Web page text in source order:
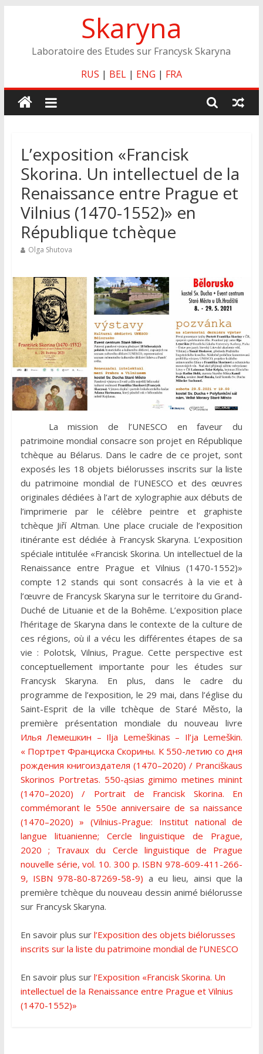
Skaryna
Laboratoire des Etudes sur Francysk Skaryna
RUS | BEL| ENG | FRA
L’exposition «Francisk
Skorina. Un intellectuel de la
Renaissance entre Prague et
Vilnius (1470-1552)» en
République tchèque
Olga Shutova
La mission de l’UNESCO en faveur du
patrimoine mondial consacre son projet en République
tchèque au Bélarus. Dans le cadre de ce projet, sont
exposés les 18 objets biélorusses inscrits sur la liste
du patrimoine mondial de l’UNESCO et des œuvres
originales dédiées à l’art de xylographie aux débuts de
l’imprimerie par le célèbre peintre et graphiste
tchèque Jiří Altman. Une place cruciale de l’exposition
itinérante est dédiée à Francysk Skaryna. L’exposition
spéciale intitulée «Francisk Skorina. Un intellectuel de la
Renaissance entre Prague et Vilnius (1470-1552)»
compte 12 stands qui sont consacrés à la vie et à
l’œuvre de Francysk Skaryna sur le territoire du Grand-
Duché de Lituanie et de la Bohême. L’exposition place
l’héritage de Skaryna dans le contexte de la culture de
ces régions, où il a vécu les différentes étapes de sa
vie : Polotsk, Vilnius, Prague. Cette perspective est
conceptuellement importante pour les études sur
Francysk Skaryna. En plus, dans le cadre du
programme de l’exposition, le 29 mai, dans l’église du
Saint-Esprit de la ville tchèque de Staré Město, la
première présentation mondiale du nouveau livre
Илья Лемешкин – Ilja Lemeškinas – Il’ja Lemeškin.
« Портрет Франциска Скорины. К 550-летию со дня
рождения книгоиздателя (1470–2020) / Pranciškaus
Skorinos Portretas. 550-ąsias gimimo metines minint
(1470–2020) / Portrait de Francisk Skorina. Еn
commémorant le 550e anniversaire de sa naissance
(1470–2020) » (Vilnius-Prague: Institut national de
langue lituanienne; Cercle linguistique de Prague,
2020 ; Travaux du Cercle linguistique de Prague
nouvelle série, vol. 10. 300 p. ISBN 978-609-411-266-
9, ISBN 978-80-87269-58-9) a eu lieu, ainsi que la
première tchèque du nouveau dessin animé biélorusse
sur Francysk Skaryna.
En savoir plus sur l’Exposition des objets biélorusses
inscrits sur la liste du patrimoine mondial de l’UNESCO
En savoir plus sur l’Exposition «Francisk Skorina. Un
intellectuel de la Renaissance entre Prague et Vilnius
(1470-1552)»